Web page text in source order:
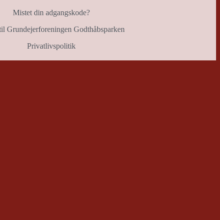
Mistet din adgangskode?
Grundejerforeningen Godthåbsparken
Privatlivspolitik